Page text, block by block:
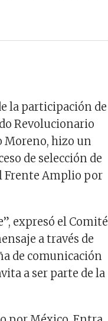
la participación de
Revolucionario
Moreno, hizo un
de selección de
Frente Amplio por
expresó el Comité
a través de
de comunicación
a ser parte de la